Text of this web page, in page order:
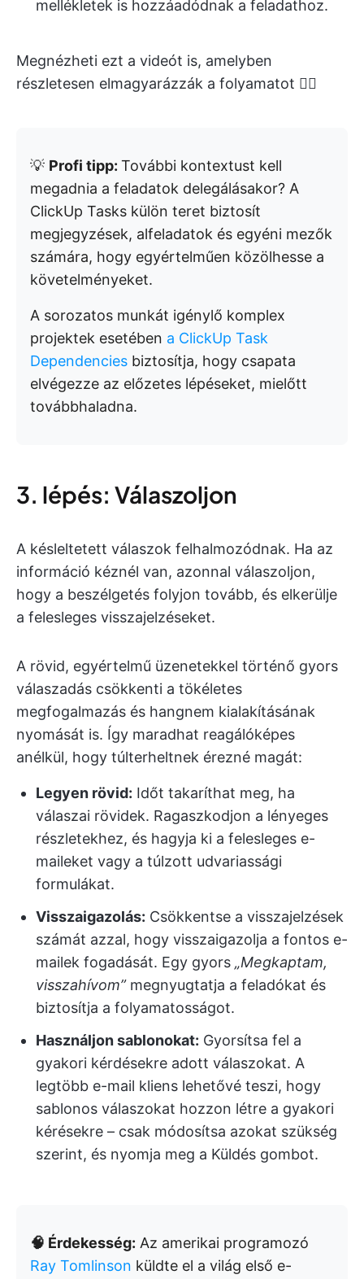
mellékletek is hozzáadódnak a feladathoz.
Megnézheti ezt a videót is, amelyben
részletesen elmagyarázzák a folyamatot 👇🏽
💡 Profi tipp: További kontextust kell
megadnia a feladatok delegálásakor? A
ClickUp Tasks külön teret biztosít
megjegyzések, alfeladatok és egyéni mezők
számára, hogy egyértelműen közölhesse a
követelményeket.
A sorozatos munkát igénylő komplex
projektek esetében a ClickUp Task
Dependencies biztosítja, hogy csapata
elvégezze az előzetes lépéseket, mielőtt
továbbhaladna.
3. lépés: Válaszoljon
A késleltetett válaszok felhalmozódnak. Ha az
információ kéznél van, azonnal válaszoljon,
hogy a beszélgetés folyjon tovább, és elkerülje
a felesleges visszajelzéseket.
A rövid, egyértelmű üzenetekkel történő gyors
válaszadás csökkenti a tökéletes
megfogalmazás és hangnem kialakításának
nyomását is. Így maradhat reagálóképes
anélkül, hogy túlterheltnek érezné magát:
Legyen rövid: Időt takaríthat meg, ha
válaszai rövidek. Ragaszkodjon a lényeges
részletekhez, és hagyja ki a felesleges e-
maileket vagy a túlzott udvariassági
formulákat.
Visszaigazolás: Csökkentse a visszajelzések
számát azzal, hogy visszaigazolja a fontos e-
mailek fogadását. Egy gyors „Megkaptam,
visszahívom”megnyugtatja a feladókat és
biztosítja a folyamatosságot.
Használjon sablonokat: Gyorsítsa fel a
gyakori kérdésekre adott válaszokat. A
legtöbb e-mail kliens lehetővé teszi, hogy
sablonos válaszokat hozzon létre a gyakori
kérésekre – csak módosítsa azokat szükség
szerint, és nyomja meg a Küldés gombot.
🧠 Érdekesség: Az amerikai programozó
Ray Tomlinson küldte el a világ első e-